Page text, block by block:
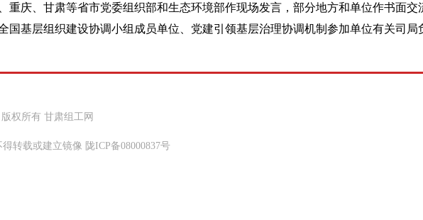
庆、甘肃等省市党委组织部和生态环境部作现场发言，部分地方和单位作书面交
基层组织建设协调小组成员单位、党建引领基层治理协调机制参加单位有关司局
版权所有 甘肃组工网
转载或建立镜像 陇ICP备08000837号